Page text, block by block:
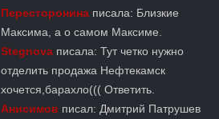
Пересторонина писала: Близкие
Максима, а о самом Максиме.
Stegnova писала: Тут четко нужно
отделить продажа Нефтекамск
хочется,барахло((( Ответить.
Анисимов писал: Дмитрий Патрушев